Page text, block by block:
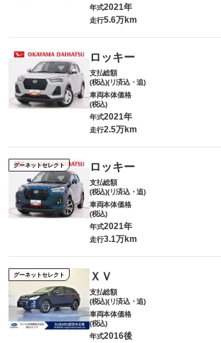
年式2021年
走行5.6万km
ロッキー
支払総額
(税込)(リ済込・追)
車両本体価格
(税込)
年式2021年
走行2.5万km
グーネットセレクト ロッキー
支払総額
(税込)(リ済込・追)
車両本体価格
(税込)
年式2021年
走行3.1万km
グーネットセレクト ＸＶ
支払総額
(税込)(リ済込・追)
車両本体価格
(税込)
年式2016後